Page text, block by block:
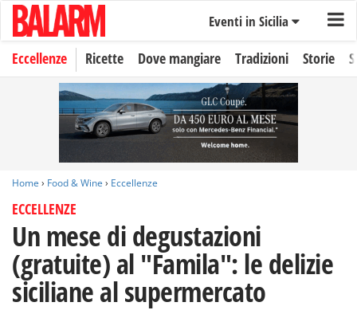
Eventi in Sicilia
Eccellenze Ricette Dove mangiare Tradizioni Storie
Home › Food & Wine › Eccellenze
ECCELLENZE
Un mese di degustazioni
(gratuite) al "Famila": le delizie
siciliane al supermercato